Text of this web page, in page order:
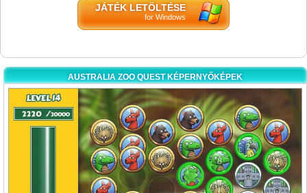
JÁTÉK LETÖLTÉSE
for Windows
AUSTRALIA ZOO QUEST KÉPERNYŐKÉPEK